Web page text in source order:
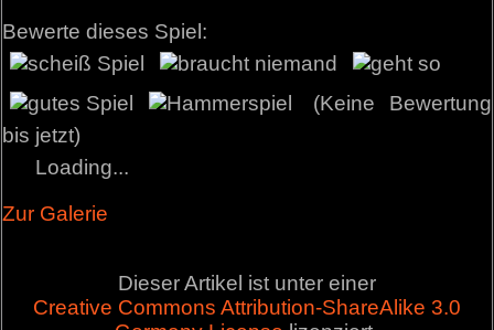
Bewerte dieses Spiel:
(Keine Bewertung
bis jetzt)
Loading...
Zur Galerie
Dieser Artikel ist unter einer
Creative Commons Attribution-ShareAlike 3.0